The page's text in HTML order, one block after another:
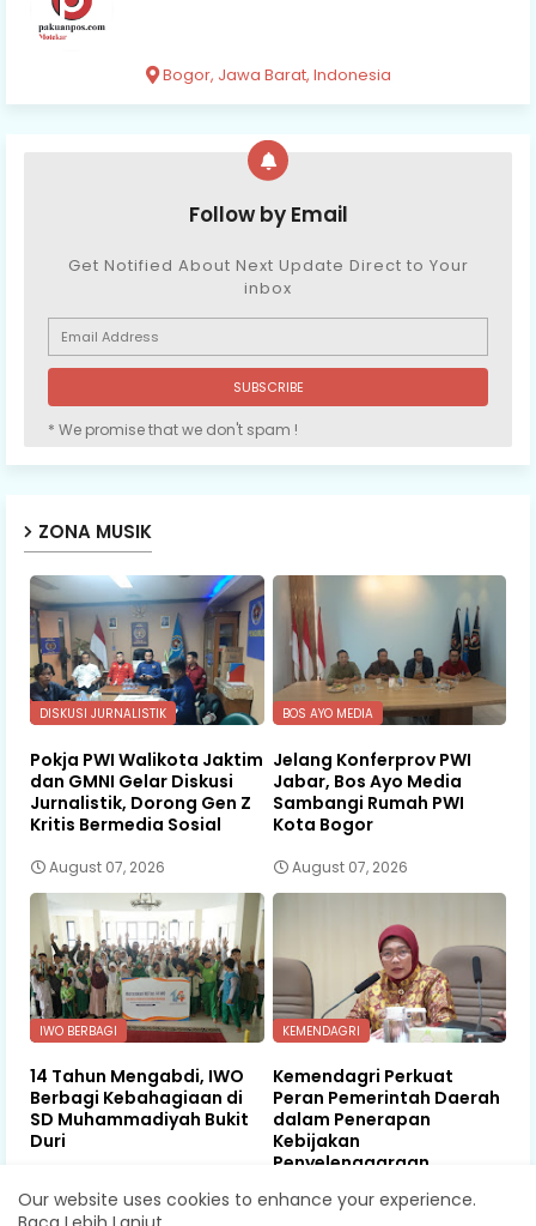
Bogor, Jawa Barat, Indonesia
Follow by Email
Get Notified About Next Update Direct to Your
inbox
* We promise that we don't spam !
ZONA MUSIK
DISKUSI JURNALISTIK
Pokja PWI Walikota Jaktim
dan GMNI Gelar Diskusi
Jurnalistik, Dorong Gen Z
Kritis Bermedia Sosial
August 07, 2026
BOS AYO MEDIA
Jelang Konferprov PWI
Jabar, Bos Ayo Media
Sambangi Rumah PWI
Kota Bogor
August 07, 2026
IWO BERBAGI
14 Tahun Mengabdi, IWO
Berbagi Kebahagiaan di
SD Muhammadiyah Bukit
Duri
KEMENDAGRI
Kemendagri Perkuat
Peran Pemerintah Daerah
dalam Penerapan
Kebijakan
Penyelenggaraan
Our website uses cookies to enhance your experience.